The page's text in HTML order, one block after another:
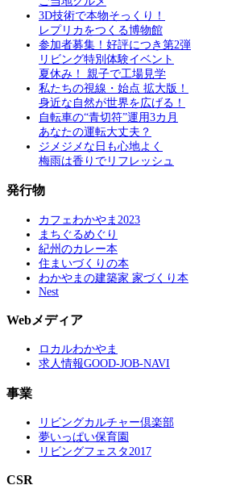
3D技術で本物そっくり！
レプリカをつくる博物館
参加者募集！好評につき第2弾
リビング特別体験イベント
夏休み！ 親子で工場見学
私たちの視線・始点 拡大版！
身近な自然が世界を広げる！
自転車の“青切符”運用3カ月
あなたの運転大丈夫？
ジメジメな日も心地よく
梅雨は香りでリフレッシュ
発行物
カフェわかやま2023
まちぐるめぐり
紀州のカレー本
住まいづくりの本
わかやまの建築家 家づくり本
Nest
Webメディア
ロカルわかやま
求人情報GOOD-JOB-NAVI
事業
リビングカルチャー倶楽部
夢いっぱい保育園
リビングフェスタ2017
CSR